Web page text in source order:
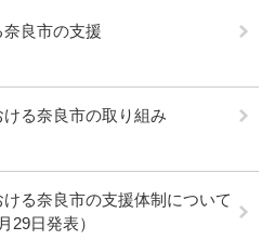
良市の支援
る奈良市の取り組み
る奈良市の支援体制について
29日発表）